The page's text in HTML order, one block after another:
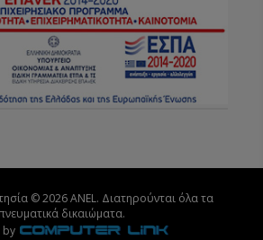
© 2026 ANEL. Διατηρούνται όλα τα
δικαιώματα.
by